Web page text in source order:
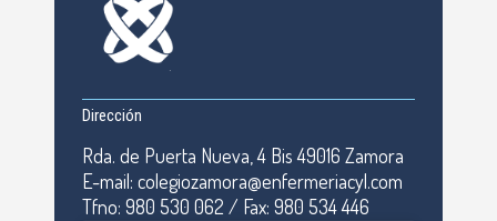
Dirección
Rda. de Puerta Nueva, 4 Bis 49016 Zamora
E-mail: colegiozamora@enfermeriacyl.com
Tfno: 980 530 062 / Fax: 980 534 446